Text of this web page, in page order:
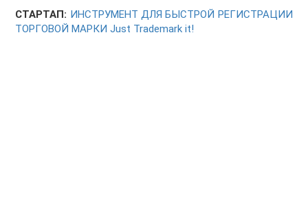
СТАРТАП: ИНСТРУМЕНТ ДЛЯ БЫСТРОЙ РЕГИСТРАЦИИ
ТОРГОВОЙ МАРКИ Just Trademark it!